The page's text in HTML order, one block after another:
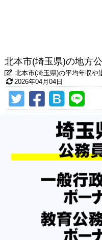
北本市(埼玉県)の地方
北本市(埼玉県)の平均年収や
2026年04月04日